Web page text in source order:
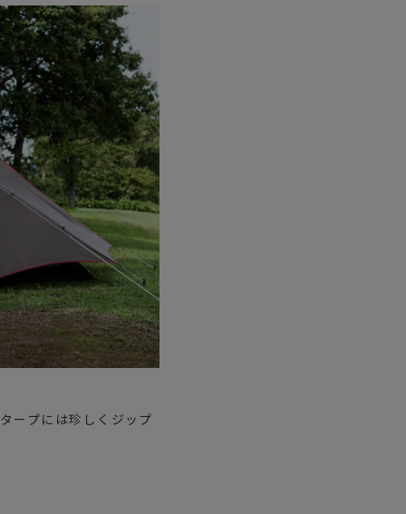
ープには珍しくジップ